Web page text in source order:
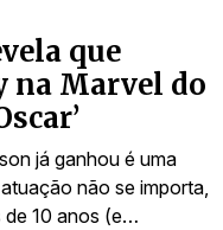
que
na Marvel do
já ganhou é uma
não se importa,
de 10 anos (e…